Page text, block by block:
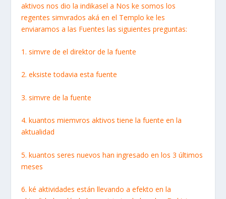
aktivos nos dio la indikasel a Nos ke somos los
regentes simvrados aká en el Templo ke les
enviaramos a las Fuentes las siguientes preguntas:
1. simvre de el direktor de la fuente
2. eksiste todavia esta fuente
3. simvre de la fuente
4. kuantos miemvros aktivos tiene la fuente en la
aktualidad
5. kuantos seres nuevos han ingresado en los 3 últimos
meses
6. ké aktividades están llevando a efekto en la